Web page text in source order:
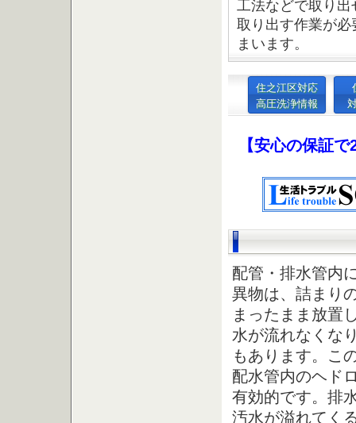
工法などで取り
取り出す作業が
まいます。
住之江区対応
高圧洗浄情報
【安心の保証
配管・排水管内
異物は、詰まり
まったまま放置
水が流れなくな
もあります。こ
配水管内のヘド
有効的です。排
汚水が溢れてく